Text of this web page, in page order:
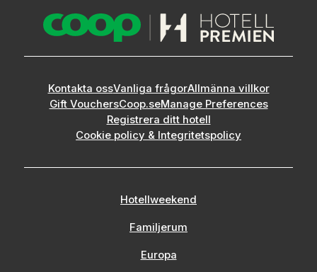
Kontakta ossVanliga frågorAllmänna villkor
Gift VouchersCoop.seManage Preferences
Registrera ditt hotell
Cookie policy & Integritetspolicy
Hotellweekend
Familjerum
Europa